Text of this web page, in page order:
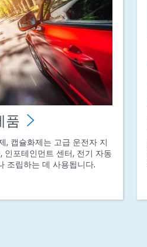
품
, 캡슐화제는 고급 운전자 지
인포테인먼트 센터, 전기 자동
조립하는 데 사용됩니다.